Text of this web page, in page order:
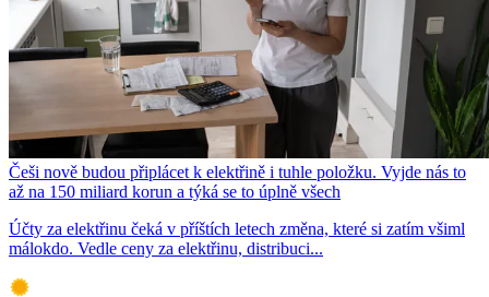
Češi nově budou připlácet k elektřině i tuhle položku. Vyjde nás to
až na 150 miliard korun a týká se to úplně všech
Účty za elektřinu čeká v příštích letech změna, které si zatím všiml
málokdo. Vedle ceny za elektřinu, distribuci...